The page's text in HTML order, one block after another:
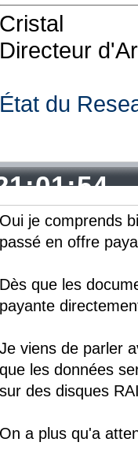
Cristal
Directeur
État du
Oui je comprends
passé en offre
Dès que les
payante
Je viens de parler
que les données
sur des disques
On a plus qu'a